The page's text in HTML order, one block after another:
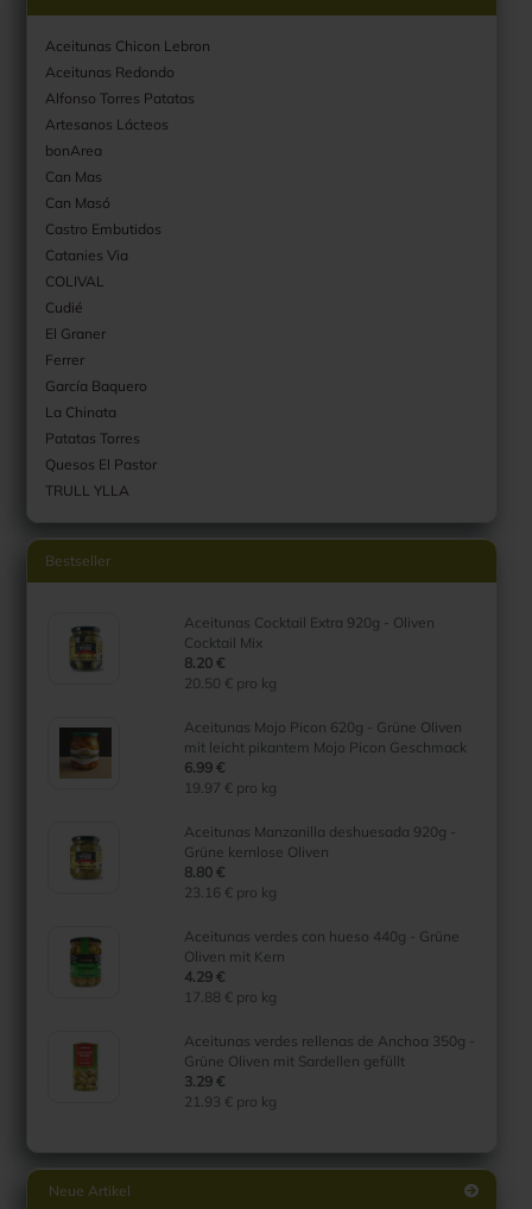
Aceitunas Chicon Lebron
Aceitunas Redondo
Alfonso Torres Patatas
Artesanos Lácteos
bonArea
Can Mas
Can Masó
Castro Embutidos
Catanies Via
COLIVAL
Cudié
El Graner
Ferrer
García Baquero
La Chinata
Patatas Torres
Quesos El Pastor
TRULL YLLA
Bestseller
Aceitunas Cocktail Extra 920g - Oliven
Cocktail Mix
8.20 €
20.50 € pro kg
Aceitunas Mojo Picon 620g - Grüne Oliven
mit leicht pikantem Mojo Picon Geschmack
6.99 €
19.97 € pro kg
Aceitunas Manzanilla deshuesada 920g -
Grüne kernlose Oliven
8.80 €
23.16 € pro kg
Aceitunas verdes con hueso 440g - Grüne
Oliven mit Kern
4.29 €
17.88 € pro kg
Aceitunas verdes rellenas de Anchoa 350g -
Grüne Oliven mit Sardellen gefüllt
3.29 €
21.93 € pro kg
Neue Artikel